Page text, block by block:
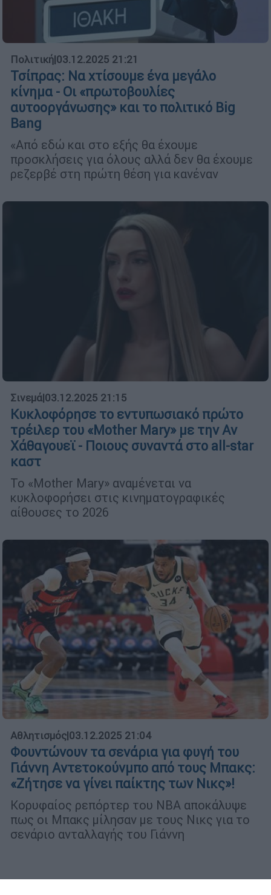
Πολιτική|03.12.2025 21:21
Τσίπρας: Να χτίσουμε ένα μεγάλο
κίνημα - Οι «πρωτοβουλίες
αυτοοργάνωσης» και το πολιτικό Big
Bang
«Από εδώ και στο εξής θα έχουμε
προσκλήσεις για όλους αλλά δεν θα έχουμε
ρεζερβέ στη πρώτη θέση για κανέναν
Σινεμά|03.12.2025 21:15
Κυκλοφόρησε το εντυπωσιακό πρώτο
τρέιλερ του «Mother Mary» με την Αν
Χάθαγουεϊ - Ποιους συναντά στο all-star
καστ
Το «Mother Mary» αναμένεται να
κυκλοφορήσει στις κινηματογραφικές
αίθουσες το 2026
Αθλητισμός|03.12.2025 21:04
Φουντώνουν τα σενάρια για φυγή του
Γιάννη Αντετοκούνμπο από τους Μπακς:
«Ζήτησε να γίνει παίκτης των Νικς»!
Κορυφαίος ρεπόρτερ του ΝΒΑ αποκάλυψε
πως οι Μπακς μίλησαν με τους Νικς για το
σενάριο ανταλλαγής του Γιάννη